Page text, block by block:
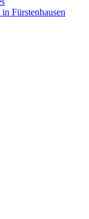
Fürstenhausen